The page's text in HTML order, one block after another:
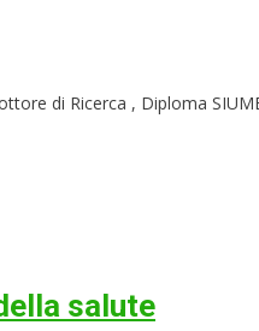
di Ricerca , Diploma
salute